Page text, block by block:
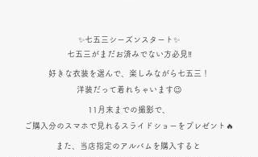
✨七五三シーズンスタート✨
七五三がまだお済みでない方必見‼
​ 好きな衣装を選んで、楽しみながら七五三！
洋装だって着れちゃいます😉
11月末までの撮影で、
ご購入分のスマホで見れるスライドショーをプレゼント🔥
また、当店指定のアルバムを購入すると